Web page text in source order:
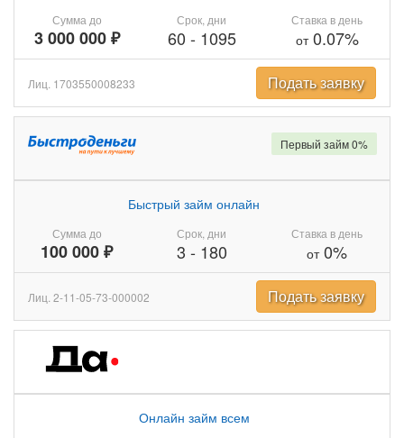
Сумма до
3 000 000 ₽
Срок, дни
60 - 1095
Ставка в день
от0.07%
Лиц. 1703550008233 Подать заявку
Сумма до
100 000 ₽
Быстрый займ онлайн
Срок, дни
3 - 180
Ставка в день
от0%
Первый займ 0%
Лиц. 2-11-05-73-000002 Подать заявку
Онлайн займ всем